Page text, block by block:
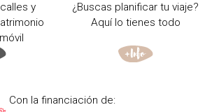
y
¿Buscas planificar tu viaje?
Aquí lo tienes todo
Con la financiación de: